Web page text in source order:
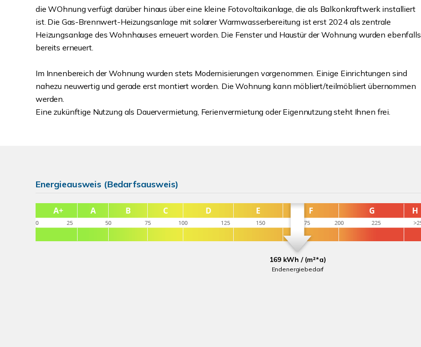
die WOhnung verfügt darüber hinaus über eine kleine Fotovoltaikanlage, die als Balkonkraftwerk installiert
ist. Die Gas-Brennwert-Heizungsanlage mit solarer Warmwasserbereitung ist erst 2024 als zentrale
Heizungsanlage des Wohnhauses erneuert worden. Die Fenster und Haustür der Wohnung wurden ebenfalls
bereits erneuert.
Im Innenbereich der Wohnung wurden stets Modernisierungen vorgenommen. Einige Einrichtungen sind
nahezu neuwertig und gerade erst montiert worden. Die Wohnung kann möbliert/teilmöbliert übernommen
werden.
Eine zukünftige Nutzung als Dauervermietung, Ferienvermietung oder Eigennutzung steht Ihnen frei.
Energieausweis (Bedarfsausweis)
169 kWh / (m²*a)
Endenergiebedarf